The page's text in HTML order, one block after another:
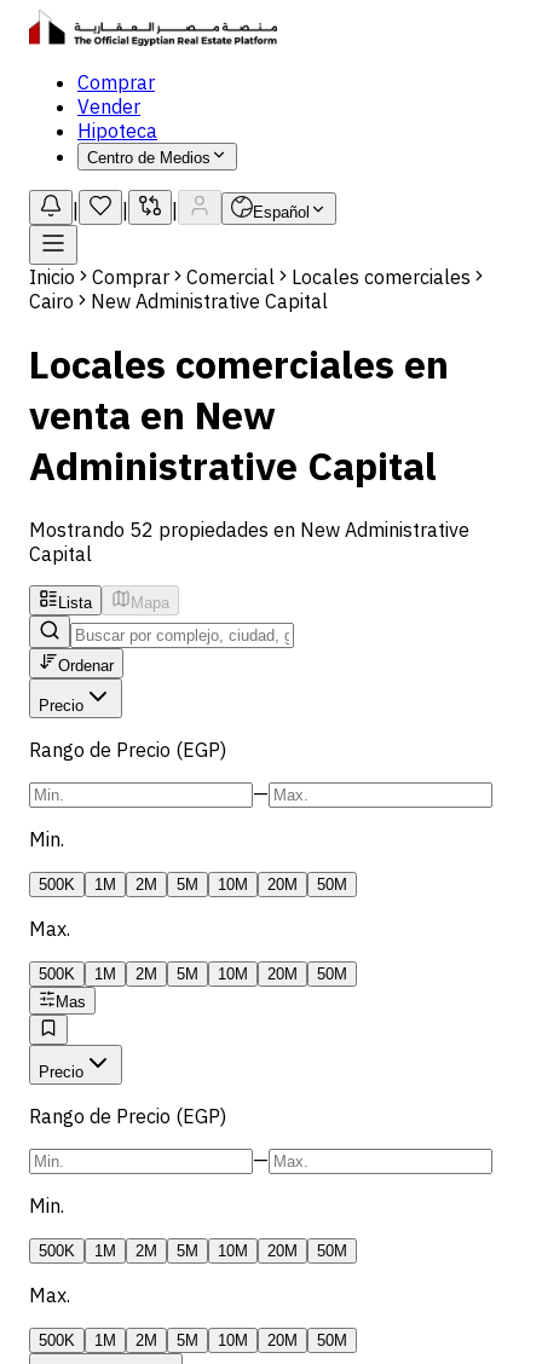
Comprar
Vender
Hipoteca
Centro de Medios
Español
Inicio Comprar Comercial
Locales comerciales
Cairo
New Administrative Capital
Locales comerciales en
venta en New
Administrative Capital
Mostrando 52 propiedades en New Administrative
Capital
Lista Mapa
Ordenar
Precio
Rango de Precio (EGP)
—
Min.
500K 1M 2M 5M 10M 20M 50M
Max.
500K 1M 2M 5M 10M 20M
50M
Mas
Precio
Rango de Precio (EGP)
—
Min.
500K 1M 2M 5M 10M 20M 50M
Max.
500K 1M 2M 5M 10M 20M 50M